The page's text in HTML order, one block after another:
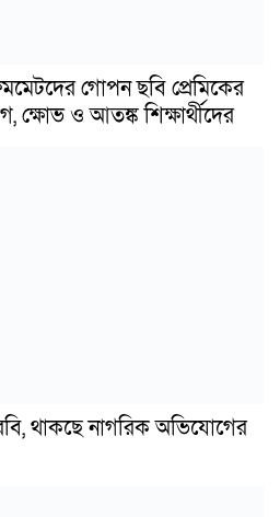
গোপন ছবি প্রেমিকের
ক্ষোভ ও আতঙ্ক শিক্ষার্থীদের
থাকছে নাগরিক অভিযোগের